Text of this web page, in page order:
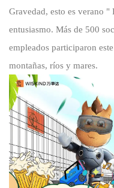
Gravedad, esto es verano "
entusiasmo. Más de 500
empleados participaron
montañas, ríos y mares.